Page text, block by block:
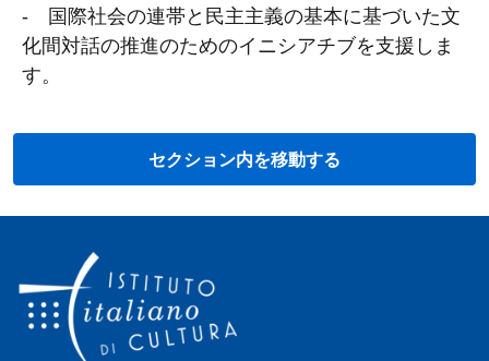
‐ 国際社会の連帯と民主主義の基本に基づいた文
化間対話の推進のためのイニシアチブを支援しま
す。
セクション内を移動する